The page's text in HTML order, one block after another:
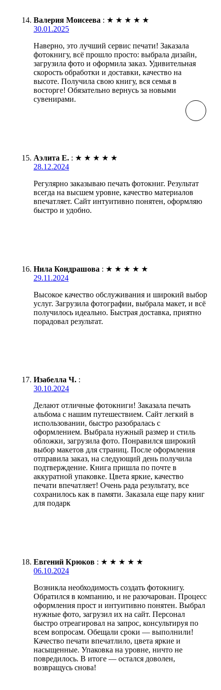
Валерия Моисеева : ★ ★ ★ ★ ★
30.01.2025
Наверно, это лучший сервис печати! Заказала
фотокнигу, всё прошло просто: выбрала дизайн,
загрузила фото и оформила заказ. Удивительная
скорость обработки и доставки, качество на
высоте. Получила свою книгу, вся семья в
восторге! Обязательно вернусь за новыми
сувенирами.
Аэлита Е. : ★ ★ ★ ★ ★
28.12.2024
Регулярно заказываю печать фотокниг. Результат
всегда на высшем уровне, качество материалов
впечатляет. Сайт интуитивно понятен, оформляю
быстро и удобно.
Нила Кондрашова : ★ ★ ★ ★ ★
29.11.2024
Высокое качество обслуживания и широкий выбор
услуг. Загрузила фотографии, выбрала макет, и всё
получилось идеально. Быстрая доставка, приятно
порадовал результат.
Изабелла Ч. :
30.10.2024
Делают отличные фотокниги! Заказала печать
альбома с нашим путешествием. Сайт легкий в
использовании, быстро разобралась с
оформлением. Выбрала нужный размер и стиль
обложки, загрузила фото. Понравился широкий
выбор макетов для страниц. После оформления
отправила заказ, на следующий день получила
подтверждение. Книга пришла по почте в
аккуратной упаковке. Цвета яркие, качество
печати впечатляет! Очень рада результату, все
сохранилось как в памяти. Заказала еще пару книг
для подарк
Евгений Крюков : ★ ★ ★ ★ ★
06.10.2024
Возникла необходимость создать фотокнигу.
Обратился в компанию, и не разочарован. Процесс
оформления прост и интуитивно понятен. Выбрал
нужные фото, загрузил их на сайт. Персонал
быстро отреагировал на запрос, консультируя по
всем вопросам. Обещали сроки — выполнили!
Качество печати впечатлило, цвета яркие и
насыщенные. Упаковка на уровне, ничто не
повредилось. В итоге — остался доволен,
возвращусь снова!